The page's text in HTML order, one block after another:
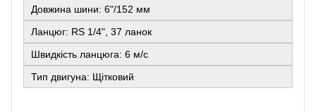
Довжина шини: 6"/152 мм
Ланцюг: RS 1/4", 37 ланок
Швидкість ланцюга: 6 м/с
Тип двигуна: Щітковий